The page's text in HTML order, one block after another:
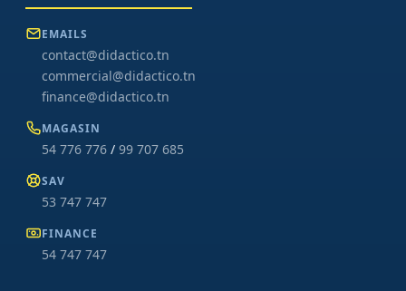
EMAILS
contact@didactico.tn
commercial@didactico.tn
finance@didactico.tn
MAGASIN
54 776 776 / 99 707 685
SAV
53 747 747
FINANCE
54 747 747